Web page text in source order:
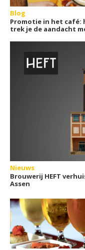
Blog
Promotie in het café:
trek je de aandacht
Nieuws
Brouwerij HEFT
Assen